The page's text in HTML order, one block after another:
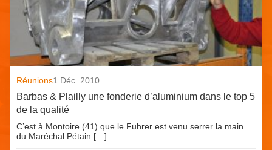
Réunions1 Déc. 2010
Barbas & Plailly une fonderie d’aluminium dans le top 5
de la qualité
C’est à Montoire (41) que le Fuhrer est venu serrer la main
du Maréchal Pétain […]